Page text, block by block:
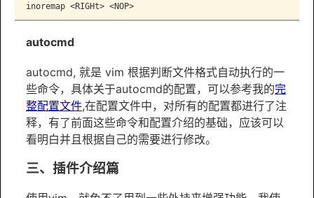
inoremap <RIGHt> <NOP>
autocmd
autocmd, 就是 vim 根据判断文件格式自动执行的一
些命令，具体关于autocmd的配置，可以参考我的完
整配置文件,在配置文件中，对所有的配置都进行了注
释，有了前面这些命令和配置介绍的基础，应该可以
看明白并且根据自己的需要进行修改。
三、插件介绍篇